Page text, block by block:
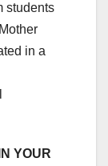
students
in a
YOUR